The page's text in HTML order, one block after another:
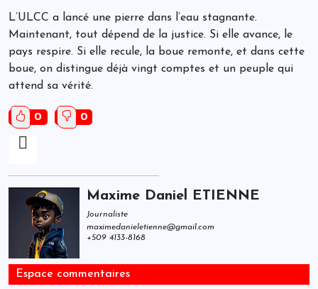
L’ULCC a lancé une pierre dans l’eau stagnante.
Maintenant, tout dépend de la justice. Si elle avance, le
pays respire. Si elle recule, la boue remonte, et dans cette
boue, on distingue déjà vingt comptes et un peuple qui
attend sa vérité.
0 0
Maxime Daniel ETIENNE
Journaliste
maximedanieletienne@gmail.com
+509 4133-8168
Espace commentaires